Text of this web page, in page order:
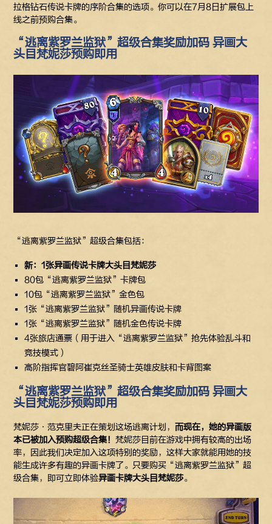
拉格钻石传说卡牌的序阶合集的选项。你可以在7月8日扩展包上
线之前预购合集。
“逃离紫罗兰监狱”超级合集奖励加码 异画大
头目梵妮莎预购即用
“逃离紫罗兰监狱”超级合集包括：
新：1张异画传说卡牌大头目梵妮莎
80包“逃离紫罗兰监狱”卡牌包
10包“逃离紫罗兰监狱”金色包
1张“逃离紫罗兰监狱”随机异画传说卡牌
1张“逃离紫罗兰监狱”随机金色传说卡牌
4张旅店通票（用于进入“逃离紫罗兰监狱”抢先体验乱斗和
竞技模式）
高阶指挥官碧阿崔克丝圣骑士英雄皮肤和卡背图案
“逃离紫罗兰监狱”超级合集奖励加码 异画大
头目梵妮莎预购即用
梵妮莎·范克里夫正在策划这场逃离计划，而现在，她的异画版
本已被加入预购超级合集！梵妮莎目前在游戏中拥有较高的出场
率，因此我们决定加入这项特别的奖励，这样大家就能用她的技
能生成许多有趣的异画卡牌了。只要购买“逃离紫罗兰监狱”超
级合集，即可立即体验异画卡牌大头目梵妮莎。